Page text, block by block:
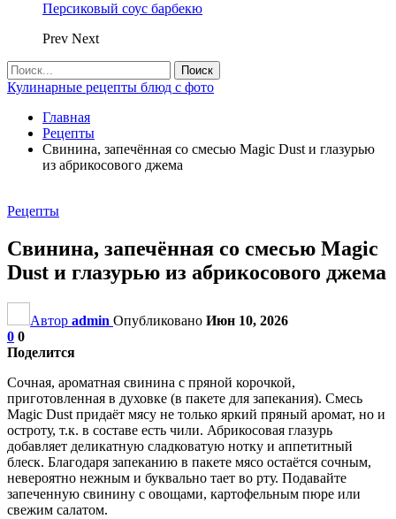
Персиковый соус барбекю
Prev Next
Кулинарные рецепты блюд с фото
Главная
Рецепты
Свинина, запечённая со смесью Magic Dust и глазурью
из абрикосового джема
Рецепты
Свинина, запечённая со смесью Magic
Dust и глазурью из абрикосового джема
Автор admin Опубликовано Июн 10, 2026
0 0
Поделится
Сочная, ароматная свинина с пряной корочкой,
приготовленная в духовке (в пакете для запекания). Смесь
Magic Dust придаёт мясу не только яркий пряный аромат, но и
остроту, т.к. в составе есть чили. Абрикосовая глазурь
добавляет деликатную сладковатую нотку и аппетитный
блеск. Благодаря запеканию в пакете мясо остаётся сочным,
невероятно нежным и буквально тает во рту. Подавайте
запеченную свинину с овощами, картофельным пюре или
свежим салатом.